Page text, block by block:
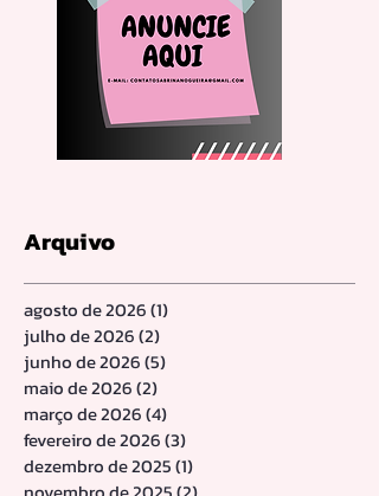
Arquivo
agosto de 2026(1)
julho de 2026 (2)2 posts
junho de 2026 (5)
maio de 2026(2)2 posts
março de 2026 (4)4 posts
fevereiro de 2026(3)3 posts